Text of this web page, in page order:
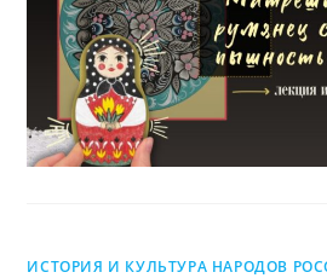
РОЗ
ИСТОРИЯ И КУЛЬТУРА НАРОДОВ